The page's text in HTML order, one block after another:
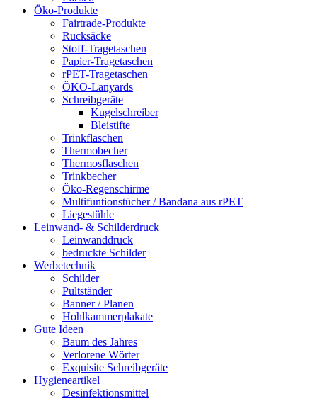
Öko-Produkte
Fairtrade-Produkte
Rucksäcke
Stoff-Tragetaschen
Papier-Tragetaschen
rPET-Tragetaschen
ÖKO-Lanyards
Schreibgeräte
Kugelschreiber
Bleistifte
Trinkflaschen
Thermobecher
Thermosflaschen
Trinkbecher
Öko-Regenschirme
Multifuntionstücher / Bandana aus rPET
Liegestühle
Leinwand- & Schilderdruck
Leinwanddruck
bedruckte Schilder
Werbetechnik
Schilder
Pultständer
Banner / Planen
Hohlkammerplakate
Gute Ideen
Baum des Jahres
Verlorene Wörter
Exquisite Schreibgeräte
Hygieneartikel
Desinfektionsmittel